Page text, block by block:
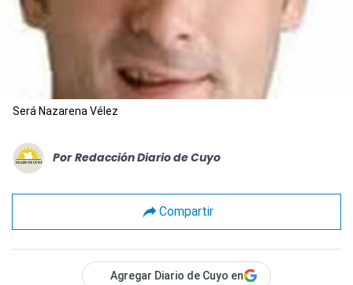
Será Nazarena Vélez
Por Redacción Diario de Cuyo
Compartir
Agregar Diario de Cuyo en